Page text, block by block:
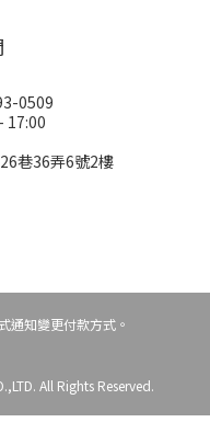
0509
17:00
巷36弄6號2樓
通知變更付款方式。
All Rights Reserved.